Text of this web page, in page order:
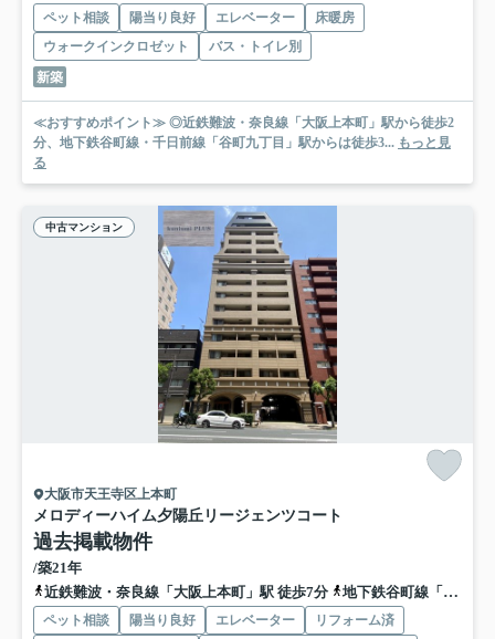
ペット相談 陽当り良好 エレベーター
床暖房
ウォークインクロゼット
バス・トイレ別
新築
≪おすすめポイント≫ ◎近鉄難波・奈良線「大阪上本町」駅から徒歩2
分、地下鉄谷町線・千日前線「谷町九丁目」駅からは徒歩3... もっと見
る
中古マンション
大阪市天王寺区上本町
メロディーハイム夕陽丘リージェンツコート
過去掲載物件
/築21年
近鉄難波・奈良線「大阪上本町」駅 徒歩7分
地下鉄谷町線「谷町九丁目」駅 徒歩8分
ペット相談 陽当り良好 エレベーター
リフォーム済